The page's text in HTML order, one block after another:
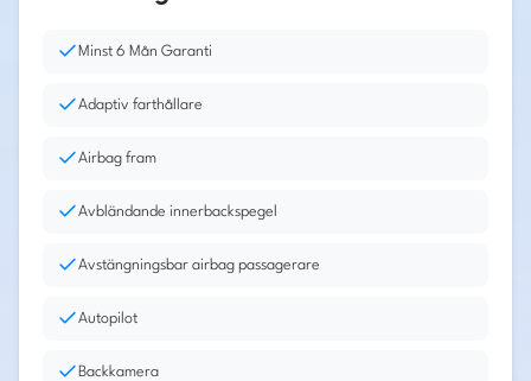
Minst 6 Mån Garanti
Adaptiv farthållare
Airbag fram
Avbländande innerbackspegel
Avstängningsbar airbag passagerare
Autopilot
Backkamera